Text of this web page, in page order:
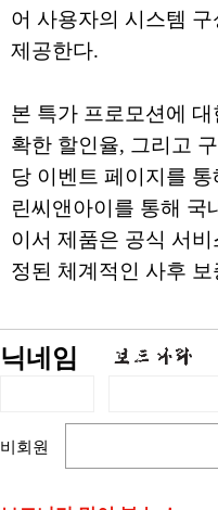
어 사용자의 시스템
제공한다.
본 특가 프로모션에
확한 할인율, 그리고
당 이벤트 페이지를
린씨앤아이를 통해 국
이서 제품은 공식 서
정된 체계적인 사후
닉네임
비회원